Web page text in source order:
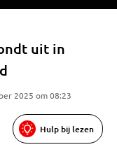
uit in
2025 om 08:23
Hulp bij lezen